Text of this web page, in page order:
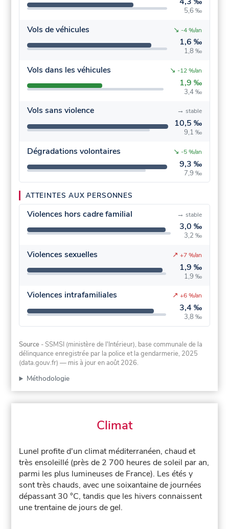
5,6 ‰
Vols de véhicules
1,6 ‰
1,8 ‰
↘ -4 %/an
Vols dans les véhicules
1,9 ‰
3,4 ‰
↘ -12 %/an
Vols sans violence
10,5 ‰
9,1 ‰
→ stable
Dégradations volontaires
9,3 ‰
7,9 ‰
↘ -5 %/an
ATTEINTES AUX PERSONNES
Violences hors cadre familial
3,0 ‰
3,2 ‰
→ stable
Violences sexuelles
1,9 ‰
1,9 ‰
↗ +7 %/an
Violences intrafamiliales
3,4 ‰
3,8 ‰
↗ +6 %/an
Source - SSMSI (ministère de l'Intérieur), base communale de la
délinquance enregistrée par la police et la gendarmerie, 2025
(data.gouv.fr) — mis à jour en août 2026.
Méthodologie
Climat
Lunel profite d'un climat méditerranéen, chaud et
très ensoleillé (près de 2 700 heures de soleil par an,
parmi les plus lumineuses de France). Les étés y
sont très chauds, avec une soixantaine de journées
dépassant 30 °C, tandis que les hivers connaissent
une trentaine de jours de gel.